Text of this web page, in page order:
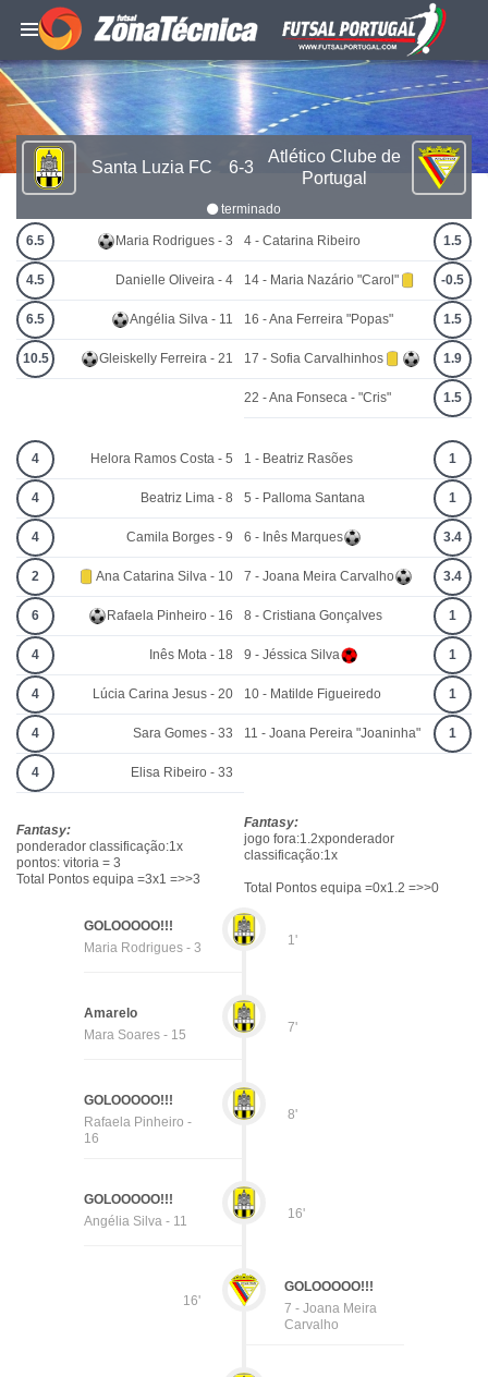
Santa Luzia FC 6-3
Atlético Clube de
Portugal
terminado
6.5 Maria Rodrigues - 3
4.5 Danielle Oliveira - 4
6.5 Angélia Silva - 11
10.5 Gleiskelly Ferreira - 21
4 - Catarina Ribeiro 1.5
14 - Maria Nazário "Carol" -0.5
16 - Ana Ferreira "Popas" 1.5
17 - Sofia Carvalhinhos 1.9
22 - Ana Fonseca - "Cris" 1.5
4 Helora Ramos Costa - 5
4 Beatriz Lima - 8
4 Camila Borges - 9
2 Ana Catarina Silva - 10
6 Rafaela Pinheiro - 16
4 Inês Mota - 18
4 Lúcia Carina Jesus - 20
4 Sara Gomes - 33
4 Elisa Ribeiro - 33
1 - Beatriz Rasões 1
5 - Palloma Santana 1
6 - Inês Marques 3.4
7 - Joana Meira Carvalho 3.4
8 - Cristiana Gonçalves 1
9 - Jéssica Silva 1
10 - Matilde Figueiredo 1
11 - Joana Pereira "Joaninha" 1
Fantasy:
ponderador classificação:1x
pontos: vitoria = 3
Total Pontos equipa =3x1 =>>3
Fantasy:
jogo fora:1.2xponderador
classificação:1x
Total Pontos equipa =0x1.2 =>>0
1'
GOLOOOOO!!!
Maria Rodrigues - 3
7'
Amarelo
Mara Soares - 15
8'
GOLOOOOO!!!
Rafaela Pinheiro -
16
16'
GOLOOOOO!!!
Angélia Silva - 11
16'
GOLOOOOO!!!
7 - Joana Meira
Carvalho